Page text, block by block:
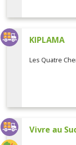
KIPLAMA
Les Quatre
Vivre au